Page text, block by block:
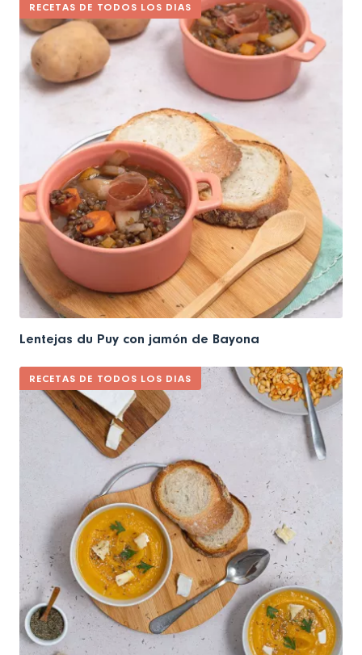
RECETAS DE TODOS LOS DIAS
Lentejas du Puy con jamón de Bayona
RECETAS DE TODOS LOS DIAS